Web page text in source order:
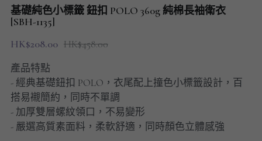
夾棉外套
九分褲
短褲
基礎純色小標籤 鈕扣 POLO 360g 純棉長袖衛衣
[SBH-1135]
HK$208.00 HK$458.00
產品特點
- 經典基礎鈕扣 POLO，衣尾配上撞色小標籤設計，百
搭易襯簡約，同時不單調
- 加厚雙層螺紋領口，不易變形
- 嚴選高質素面料，柔軟舒適，同時顏色立體感強
配飾
頸鏈
男裝長袖T-SHIRT
HOT ITEMS
NEW ARRIVALS